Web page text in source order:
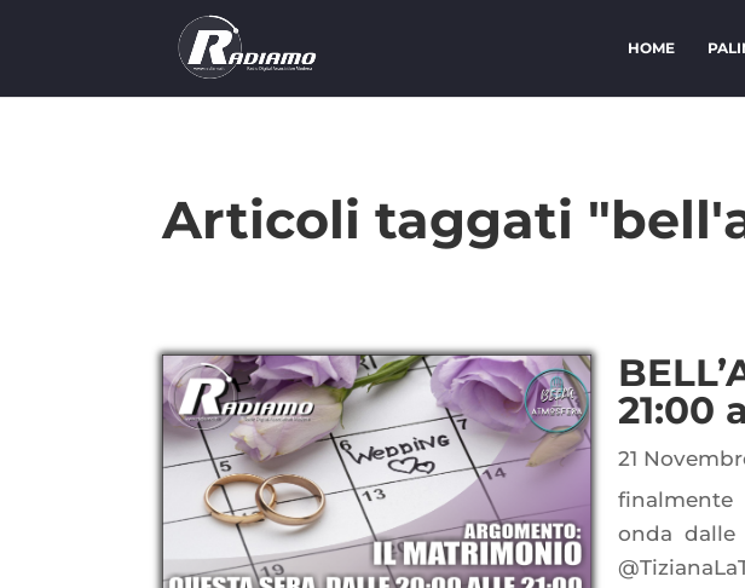
HOME
Articoli taggati
21:00
21
finalmente
onda dalle